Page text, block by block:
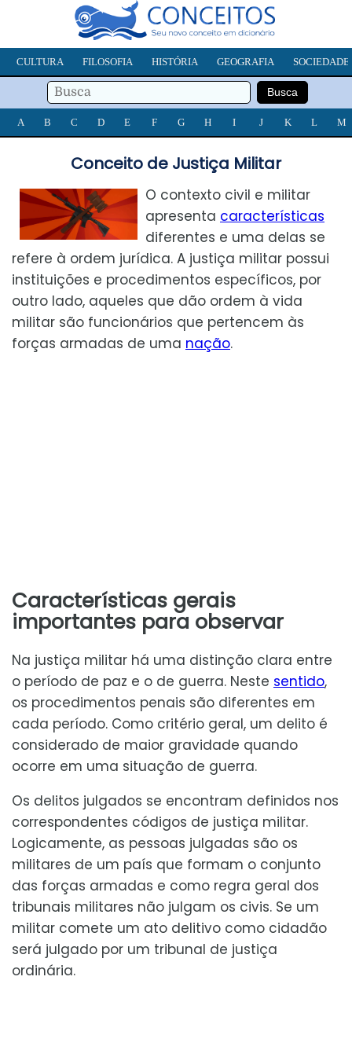
CULTURA FILOSOFIA HISTÓRIA GEOGRAFIA SOCIEDADE
A B C D E F G H I J K L M
Conceito de Justiça Militar
O contexto civil e militar
apresenta características
diferentes e uma delas se
refere à ordem jurídica. A justiça militar possui
instituições e procedimentos específicos, por
outro lado, aqueles que dão ordem à vida
militar são funcionários que pertencem às
forças armadas de uma nação.
Características gerais
importantes para observar
Na justiça militar há uma distinção clara entre
o período de paz e o de guerra. Neste sentido,
os procedimentos penais são diferentes em
cada período. Como critério geral, um delito é
considerado de maior gravidade quando
ocorre em uma situação de guerra.
Os delitos julgados se encontram definidos nos
correspondentes códigos de justiça militar.
Logicamente, as pessoas julgadas são os
militares de um país que formam o conjunto
das forças armadas e como regra geral dos
tribunais militares não julgam os civis. Se um
militar comete um ato delitivo como cidadão
será julgado por um tribunal de justiça
ordinária.